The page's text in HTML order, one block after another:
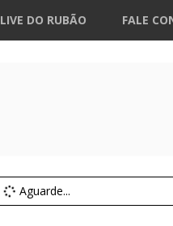
LIVE DO RUBÃO FALE
Aguarde...